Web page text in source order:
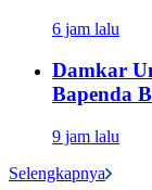
6 jam lalu
Damkar
Bapenda
9 jam lalu
Selengkapnya